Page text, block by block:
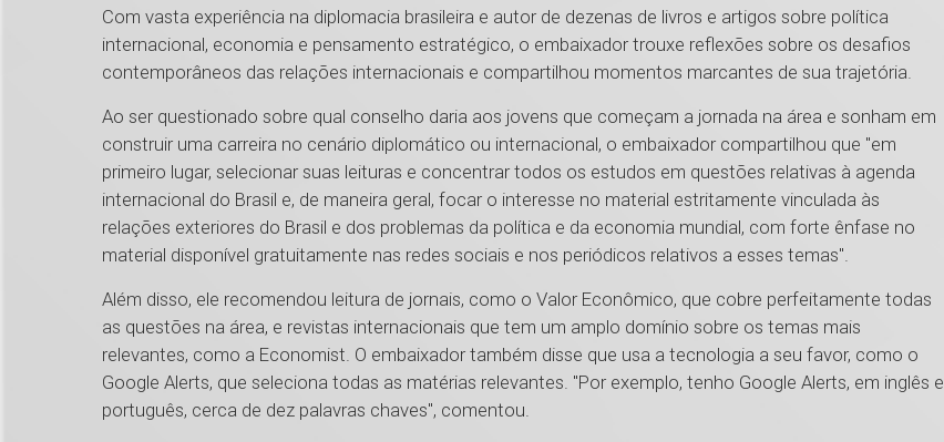
Com vasta experiência na diplomacia brasileira e autor de dezenas de livros e artigos sobre política
internacional, economia e pensamento estratégico, o embaixador trouxe reflexões sobre os desafios
contemporâneos das relações internacionais e compartilhou momentos marcantes de sua trajetória.
Ao ser questionado sobre qual conselho daria aos jovens que começam a jornada na área e sonham em
construir uma carreira no cenário diplomático ou internacional, o embaixador compartilhou que "em
primeiro lugar, selecionar suas leituras e concentrar todos os estudos em questões relativas à agenda
internacional do Brasil e, de maneira geral, focar o interesse no material estritamente vinculada às
relações exteriores do Brasil e dos problemas da política e da economia mundial, com forte ênfase no
material disponível gratuitamente nas redes sociais e nos periódicos relativos a esses temas".
Além disso, ele recomendou leitura de jornais, como o Valor Econômico, que cobre perfeitamente todas
as questões na área, e revistas internacionais que tem um amplo domínio sobre os temas mais
relevantes, como a Economist. O embaixador também disse que usa a tecnologia a seu favor, como o
Google Alerts, que seleciona todas as matérias relevantes. "Por exemplo, tenho Google Alerts, em inglês e
português, cerca de dez palavras chaves", comentou.